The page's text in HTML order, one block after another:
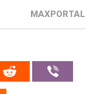
MAXPORTAL